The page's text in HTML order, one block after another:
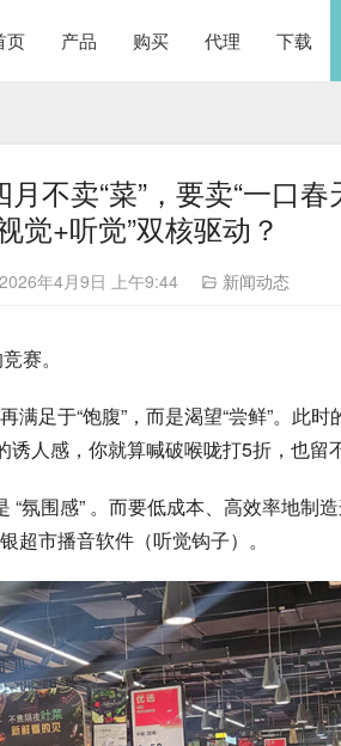
页 产品 购买 代理 下载
不卖“菜”，要卖“一口
觉+听觉”双核驱动？
2026年4月9日 上午9:44 新闻动态
赛。
足于“饱腹”，而是渴望“尝鲜”。此
人感，你就算喊破喉咙打5折，也留
氛围感” 。而要低成本、高效率地制
市播音软件（听觉钩子）。